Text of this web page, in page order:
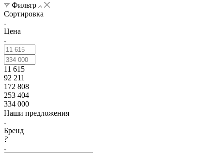
Фильтр
Сортировка
Цена
11 615
92 211
172 808
253 404
334 000
Наши предложения
Бренд
?